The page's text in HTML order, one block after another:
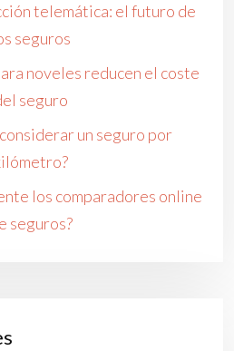
telemática: el futuro de
seguros
noveles reducen el coste
seguro
un seguro por
los comparadores online
seguros?